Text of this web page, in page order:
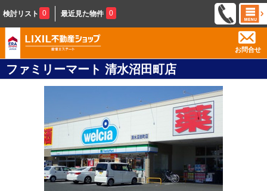
検討リスト 0 最近見た物件 0
お問合せ
ファミリーマート 清水沼田町店